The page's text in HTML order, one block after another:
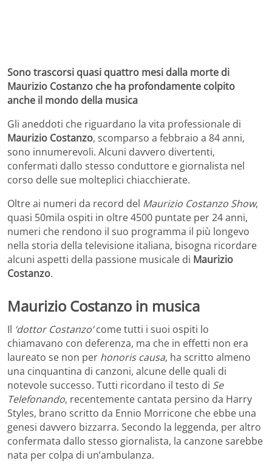
Sono trascorsi quasi quattro mesi dalla morte di
Maurizio Costanzo che ha profondamente colpito
anche il mondo della musica
Gli aneddoti che riguardano la vita professionale di
Maurizio Costanzo, scomparso a febbraio a 84 anni,
sono innumerevoli. Alcuni davvero divertenti,
confermati dallo stesso conduttore e giornalista nel
corso delle sue molteplici chiacchierate.
Oltre ai numeri da record del Maurizio Costanzo Show,
quasi 50mila ospiti in oltre 4500 puntate per 24 anni,
numeri che rendono il suo programma il più longevo
nella storia della televisione italiana, bisogna ricordare
alcuni aspetti della passione musicale di Maurizio
Costanzo.
Maurizio Costanzo in musica
Il ‘dottor Costanzo’come tutti i suoi ospiti lo
chiamavano con deferenza, ma che in effetti non era
laureato se non per honoris causa, ha scritto almeno
una cinquantina di canzoni, alcune delle quali di
notevole successo. Tutti ricordano il testo di Se
Telefonando, recentemente cantata persino da Harry
Styles, brano scritto da Ennio Morricone che ebbe una
genesi davvero bizzarra. Secondo la leggenda, per altro
confermata dallo stesso giornalista, la canzone sarebbe
nata per colpa di un’ambulanza.